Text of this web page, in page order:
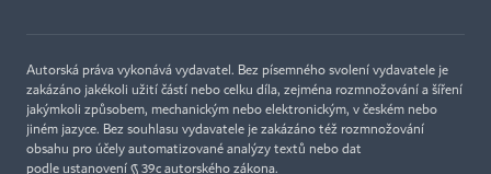
Autorská práva vykonává vydavatel. Bez písemného svolení vydavatele je
zakázáno jakékoli užití částí nebo celku díla, zejména rozmnožování a šíření
jakýmkoli způsobem, mechanickým nebo elektronickým, v českém nebo
jiném jazyce. Bez souhlasu vydavatele je zakázáno též rozmnožování
obsahu pro účely automatizované analýzy textů nebo dat
podle ustanovení § 39c autorského zákona.